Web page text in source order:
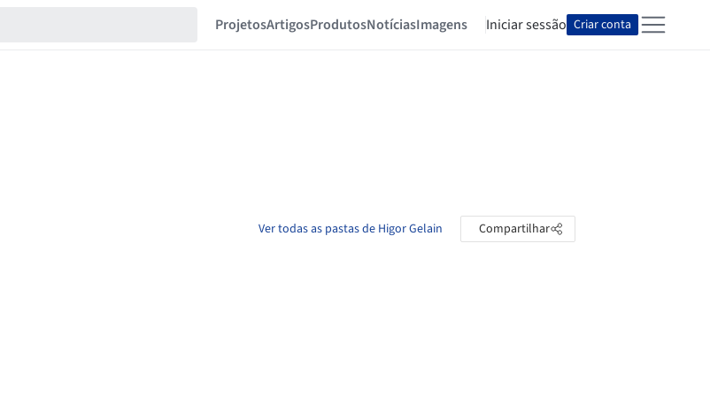
ProjetosArtigosProdutosNotíciasImagens Iniciar sessão Criar conta
Ver todas as pastas de Higor Gelain Compartilhar